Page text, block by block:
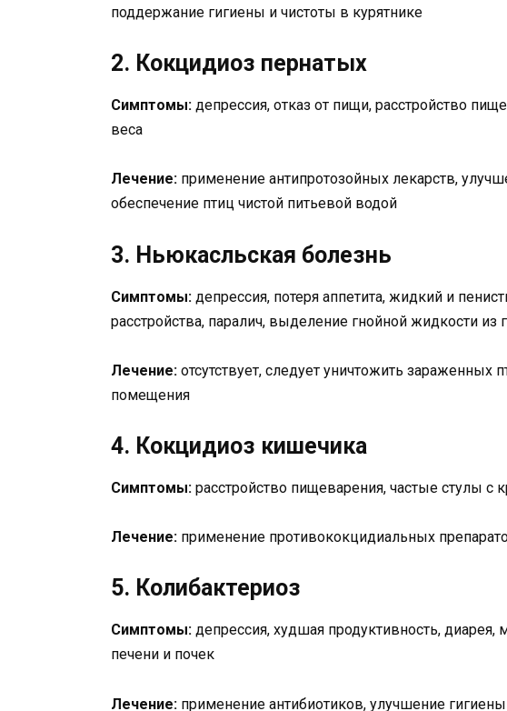
поддержание гигиены и чистоты в курятнике
2. Кокцидиоз пернатых
Симптомы: депрессия, отказ от пищи, расстройство
веса
Лечение: применение антипротозойных лекарств,
обеспечение птиц чистой питьевой водой
3. Ньюкасльская болезнь
Симптомы: депрессия, потеря аппетита, жидкий и
расстройства, паралич, выделение гнойной жидкости из
Лечение: отсутствует, следует уничтожить
помещения
4. Кокцидиоз кишечика
Симптомы: расстройство пищеварения, частые стулы с
Лечение: применение противококцидиальных
5. Колибактериоз
Симптомы: депрессия, худшая продуктивность,
печени и почек
Лечение: применение антибиотиков, улучшение